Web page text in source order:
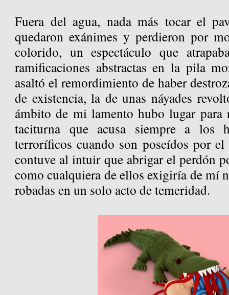
Fuera del agua, nada más tocar el
quedaron exánimes y perdieron por
colorido, un espectáculo que
ramificaciones abstractas en la pila
asaltó el remordimiento de haber
de existencia, la de unas náyades
ámbito de mi lamento hubo lugar para
taciturna que acusa siempre a los
terroríficos cuando son poseídos por el
contuve al intuir que abrigar el perdón
como cualquiera de ellos exigiría de mí
robadas en un solo acto de temeridad.